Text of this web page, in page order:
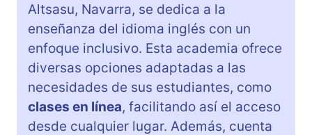
Altsasu, Navarra, se dedica a la
enseñanza del idioma inglés con un
enfoque inclusivo. Esta academia ofrece
diversas opciones adaptadas a las
necesidades de sus estudiantes, como
clases en línea, facilitando así el acceso
desde cualquier lugar. Además, cuenta